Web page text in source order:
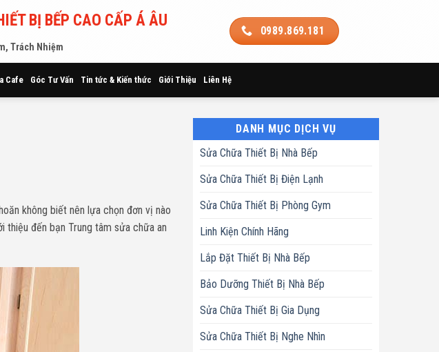
BỊ BẾP CAO CẤP Á ÂU
Trách Nhiệm
0989.869.181
Cafe Góc Tư Vấn Tin tức & Kiến thức Giới Thiệu Liên Hệ
không biết nên lựa chọn đơn vị nào
đến bạn Trung tâm sửa chữa an
DANH MỤC DỊCH VỤ
Sửa Chữa Thiết Bị Nhà Bếp
Sửa Chữa Thiết Bị Điện Lạnh
Sửa Chữa Thiết Bị Phòng Gym
Linh Kiện Chính Hãng
Lắp Đặt Thiết Bị Nhà Bếp
Bảo Dưỡng Thiết Bị Nhà Bếp
Sửa Chữa Thiết Bị Gia Dụng
Sửa Chữa Thiết Bị Nghe Nhìn